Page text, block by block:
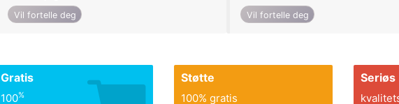
Vil fortelle deg Vil fortelle deg
Gratis
100%
Støtte
100% gratis
Seriøs